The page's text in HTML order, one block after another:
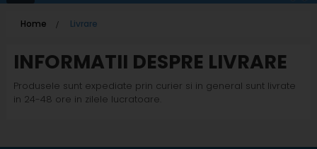
navigation
Home > Livrare
INFORMATII DESPRE LIVRARE
Produsele sunt expediate prin curier si in general sunt livrate
in 24-48 ore in zilele lucratoare.